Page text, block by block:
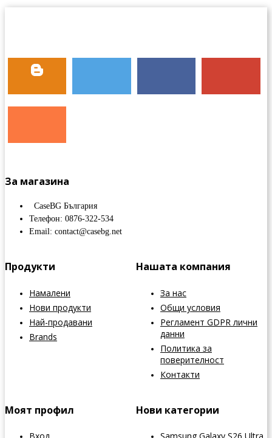
За магазина
CaseBG България
Телефон: 0876-322-534
Email: contact@casebg.net
Продукти
Намалени
Нови продукти
Най-продавани
Brands
Нашата компания
За нас
Общи условия
Регламент GDPR лични
данни
Политика за
поверителност
Контакти
Моят профил Нови категории